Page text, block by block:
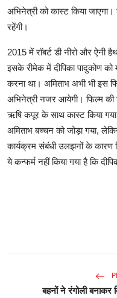
अभिनेत्री को कास्ट किया जाएगा।
रहेंगी।
2015 में रॉबर्ट डी नीरो और ऐनी
इसके रीमेक में दीपिका पादुकोण
करना था। अमिताभ अभी भी इस
अभिनेत्री नजर आयेगी। फिल्म की
ऋषि कपूर के साथ कास्ट किया
अमिताभ बच्चन को जोड़ा गया,
कार्यक्रम संबंधी उलझनों के कारण
ये कन्फर्म नहीं किया गया है कि
बहनों ने रंगोली बनाकर